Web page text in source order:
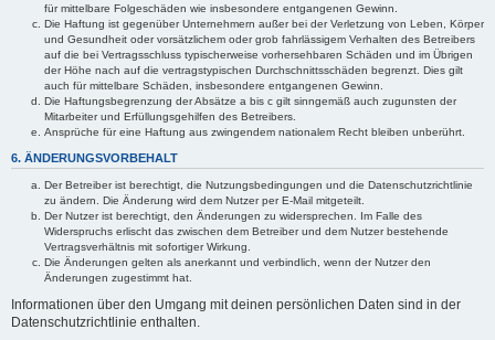
für mittelbare Folgeschäden wie insbesondere entgangenen Gewinn.
Die Haftung ist gegenüber Unternehmern außer bei der Verletzung von Leben, Körper
und Gesundheit oder vorsätzlichem oder grob fahrlässigem Verhalten des Betreibers
auf die bei Vertragsschluss typischerweise vorhersehbaren Schäden und im Übrigen
der Höhe nach auf die vertragstypischen Durchschnittsschäden begrenzt. Dies gilt
auch für mittelbare Schäden, insbesondere entgangenen Gewinn.
Die Haftungsbegrenzung der Absätze a bis c gilt sinngemäß auch zugunsten der
Mitarbeiter und Erfüllungsgehilfen des Betreibers.
Ansprüche für eine Haftung aus zwingendem nationalem Recht bleiben unberührt.
6. ÄNDERUNGSVORBEHALT
Der Betreiber ist berechtigt, die Nutzungsbedingungen und die Datenschutzrichtlinie
zu ändern. Die Änderung wird dem Nutzer per E-Mail mitgeteilt.
Der Nutzer ist berechtigt, den Änderungen zu widersprechen. Im Falle des
Widerspruchs erlischt das zwischen dem Betreiber und dem Nutzer bestehende
Vertragsverhältnis mit sofortiger Wirkung.
Die Änderungen gelten als anerkannt und verbindlich, wenn der Nutzer den
Änderungen zugestimmt hat.
Informationen über den Umgang mit deinen persönlichen Daten sind in der
Datenschutzrichtlinie enthalten.